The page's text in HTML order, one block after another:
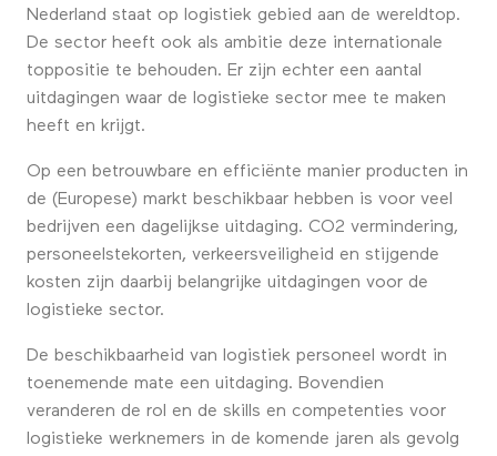
Nederland staat op logistiek gebied aan de wereldtop.
De sector heeft ook als ambitie deze internationale
toppositie te behouden. Er zijn echter een aantal
uitdagingen waar de logistieke sector mee te maken
heeft en krijgt.
Op een betrouwbare en efficiënte manier producten in
de (Europese) markt beschikbaar hebben is voor veel
bedrijven een dagelijkse uitdaging. CO2 vermindering,
personeelstekorten, verkeersveiligheid en stijgende
kosten zijn daarbij belangrijke uitdagingen voor de
logistieke sector.
De beschikbaarheid van logistiek personeel wordt in
toenemende mate een uitdaging. Bovendien
veranderen de rol en de skills en competenties voor
logistieke werknemers in de komende jaren als gevolg